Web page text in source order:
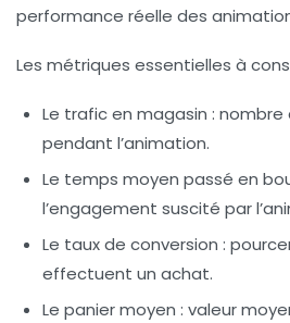
performance réelle des
Les métriques essentielles à
Le trafic en magasin : nombre
pendant l’animation.
Le temps moyen passé en
l’engagement suscité par
Le taux de conversion :
effectuent un achat.
Le panier moyen : valeur